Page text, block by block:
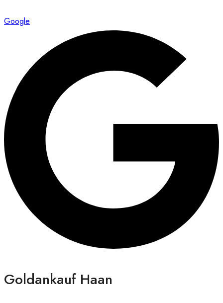
Google
Goldankauf Haan